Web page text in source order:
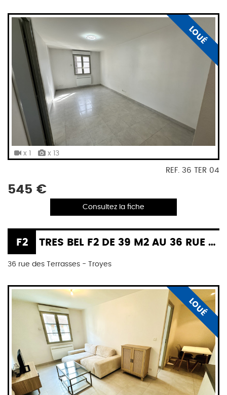
x 1 x 13
LOUÉ
REF. 36 TER 04
545 €
Consultez la fiche
F2 TRES BEL F2 DE 39 M2 AU 36 RUE DES TERRASSES A TROYES
36 rue des Terrasses - Troyes
LOUÉ